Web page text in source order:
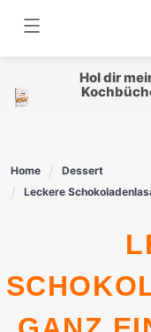
content
Hol dir
Home
Dessert
Leckere
LECKERE